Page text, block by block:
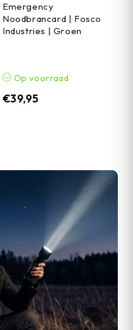
Emergency
Noodbrancard | Fosco
Industries | Groen
Op voorraad
€39,95